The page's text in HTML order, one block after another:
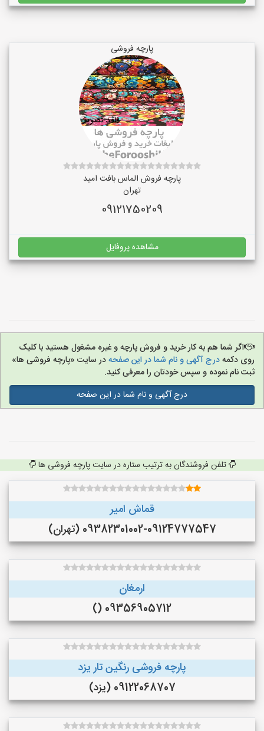
پارچه فروشی
پارچه فروش الماس بافت امید
تهران
09121750209
مشاهده پروفایل
اگر شما هم به کار خرید و فروش پارچه و غیره مشغول هستید با کلیک
روی دکمهدرج آگهی و نام شما در این صفحهدر سایت «پارچه فروشی ها»
ثبت نام نموده و سپس خودتان را معرفی کنید.
درج آگهی و نام شما در این صفحه
تلفن فروشندگان به ترتیب ستاره در سایت پارچه فروشی ها
قماش امیر
09382301002-09124777547 (تهران)
ارمغان
09356905712 ()
پارچه فروشی رنگین تار یزد
09122068707 (یزد)